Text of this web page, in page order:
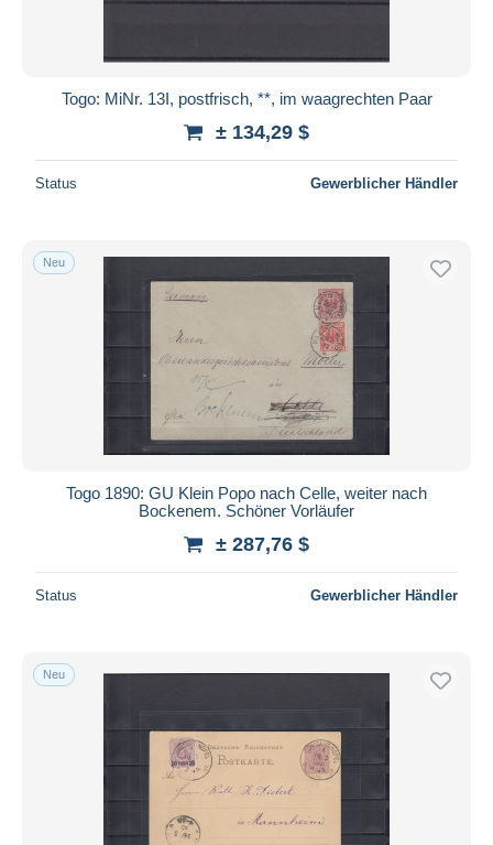
Togo: MiNr. 13I, postfrisch, **, im waagrechten Paar
± 134,29 $
Status Gewerblicher Händler
Neu
Togo 1890: GU Klein Popo nach Celle, weiter nach
Bockenem. Schöner Vorläufer
± 287,76 $
Status Gewerblicher Händler
Neu